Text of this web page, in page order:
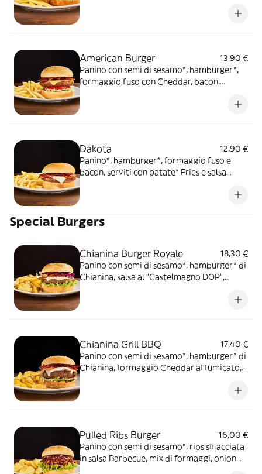
American Burger
13,90 €
Panino con semi di sesamo*, hamburger*,
formaggio fuso con Cheddar, bacon,
Ketchup, servito con patate* Fries e salsa
Dakota
12,90 €
Panino*, hamburger*, formaggio fuso e
bacon, serviti con patate* Fries e salsa
Special Burgers
Chianina Burger Royale
18,30 €
Panino con semi di sesamo*, hamburger* di
Chianina, salsa al "Castelmagno DOP",
Chianina Grill BBQ
17,40 €
Panino con semi di sesamo*, hamburger* di
Chianina, formaggio Cheddar affumicato,
Barbecue, servito con patate* Fries e salsa
Pulled Ribs Burger
16,00 €
Panino con semi di sesamo*, ribs sfilacciata
in salsa Barbecue, mix di formaggi, onion